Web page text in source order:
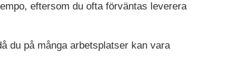
eftersom du ofta förväntas leverera
du på många arbetsplatser kan vara